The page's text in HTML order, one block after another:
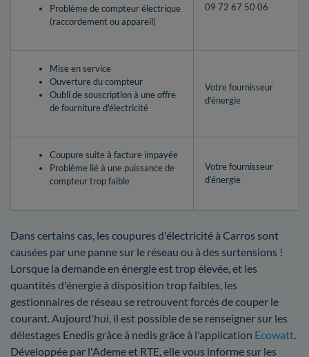
Problème de compteur électrique
(raccordement ou appareil)
09 72 67 50 06
Mise en service
Ouverture du compteur
Oubli de souscription à une offre
de fourniture d'électricité
Votre fournisseur
d’énergie
Coupure suite à facture impayée
Problème lié à une puissance de
compteur trop faible
Votre fournisseur
d’énergie
Dans certains cas, les coupures d'électricité à Carros sont
causées par une panne sur le réseau ou à des surtensions !
Lorsque la demande en énergie est trop élevée, et les
quantités d'énergie à disposition trop faibles, les
gestionnaires de réseau se retrouvent forcés de couper le
courant. Aujourd'hui, il est possible de se renseigner sur les
délestages Enedis grâce à nedis grâce à l'application Ecowatt.
Développée par l'Ademe et RTE, elle vous informe sur les